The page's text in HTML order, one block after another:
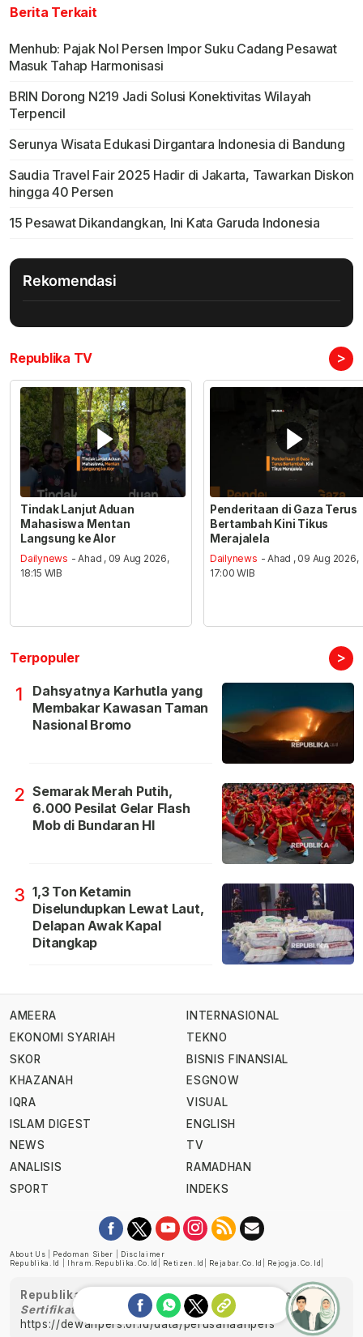
Berita Terkait
Menhub: Pajak Nol Persen Impor Suku Cadang Pesawat
Masuk Tahap Harmonisasi
BRIN Dorong N219 Jadi Solusi Konektivitas Wilayah
Terpencil
Serunya Wisata Edukasi Dirgantara Indonesia di Bandung
Saudia Travel Fair 2025 Hadir di Jakarta, Tawarkan Diskon
hingga 40 Persen
15 Pesawat Dikandangkan, Ini Kata Garuda Indonesia
Rekomendasi
Republika TV >
Tindak Lanjut Aduan
Mahasiswa Mentan
Langsung ke Alor
Dailynews - Ahad , 09 Aug 2026,
18:15 WIB
Penderitaan di Gaza Terus
Bertambah Kini Tikus
Merajalela
Dailynews - Ahad , 09 Aug 2026,
17:00 WIB
Terpopuler >
1
Dahsyatnya Karhutla yang
Membakar Kawasan Taman
Nasional Bromo
2 Semarak Merah Putih,
6.000 Pesilat Gelar Flash
Mob di Bundaran HI
3 1,3 Ton Ketamin
Diselundupkan Lewat Laut,
Delapan Awak Kapal
Ditangkap
AMEERA
EKONOMI SYARIAH
SKOR
KHAZANAH
IQRA
ISLAM DIGEST
NEWS
ANALISIS
SPORT
INTERNASIONAL
TEKNO
BISNIS FINANSIAL
ESGNOW
VISUAL
ENGLISH
TV
RAMADHAN
INDEKS
About Us Pedoman Siber
Disclaimer
Republika.id
Ihram.republika.co.id Retizen.id Rejabar.co.id Rejogja.co.id
Republika telah diverifikasi oleh Dewan Pers
Sertifikat Nomor 1058/DP-Verifikasi/K/XII/2022
https://dewanpers.or.id/data/perusahaanpers